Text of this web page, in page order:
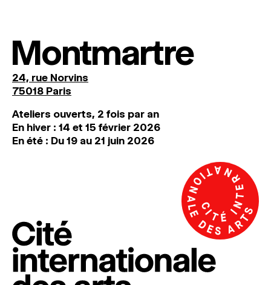
Montmartre
24, rue Norvins
75018 Paris
Ateliers ouverts, 2 fois par an
En hiver : 14 et 15 février 2026
En été : Du 19 au 21 juin 2026